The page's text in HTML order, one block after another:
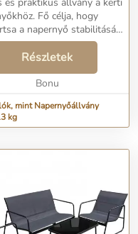
Fő célja, hogy
a napernyő stabilitását,
hogy
felboruljon szélben
kedvezőtlen időjárási
k...
Részletek
Bonu
mint Napernyőállvány
kg